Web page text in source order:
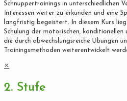
Schnuppertrainings in unterschiedlichen
Interessen weiter zu erkunden und eine
langfristig begeistert. In diesem Kurs
Schulung der motorischen,
die durch abwechslungsreiche Übungen
Trainingsmethoden weiterentwickelt
✕
2. Stufe